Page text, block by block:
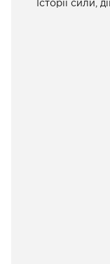
Історії сили,